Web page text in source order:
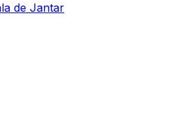
de Jantar